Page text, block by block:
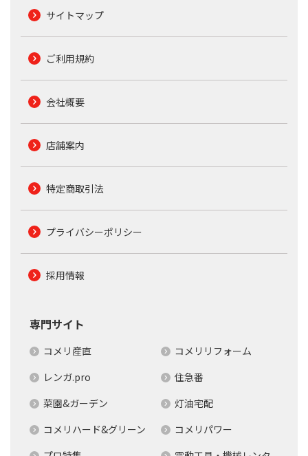
サイトマップ
ご利用規約
会社概要
店舗案内
特定商取引法
プライバシーポリシー
採用情報
専門サイト
コメリ産直
コメリリフォーム
レンガ.pro
住急番
菜園&ガーデン
灯油宅配
コメリハード&グリーン
コメリパワー